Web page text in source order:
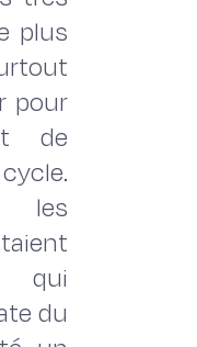
plus
pour
de
les
qui
du